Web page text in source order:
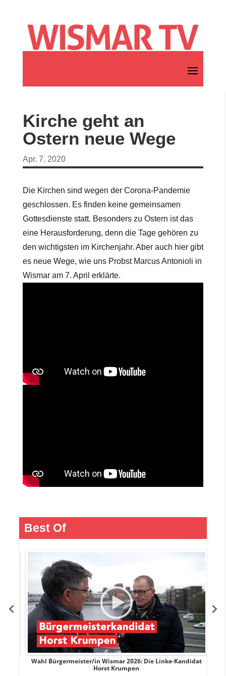
Kirche geht an
Ostern neue Wege
Apr. 7, 2020
Die Kirchen sind wegen der Corona-Pandemie
geschlossen. Es finden keine gemeinsamen
Gottesdienste statt. Besonders zu Ostern ist das
eine Herausforderung, denn die Tage gehören zu
den wichtigsten im Kirchenjahr. Aber auch hier gibt
es neue Wege, wie uns Probst Marcus Antonioli in
Wismar am 7. April erklärte.
Best Of
Wahl Bürgermeister/in Wismar 2026: Die Linke-Kandidat
Horst Krumpen